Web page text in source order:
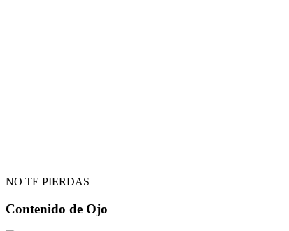
NO TE PIERDAS
Contenido de Ojo